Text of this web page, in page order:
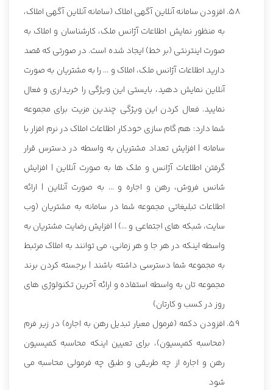
افزودن سامانه آنلاین آگهی املاک (سامانه آنلاین آگهی املاک،
به منظور نمایش اطلاعات آژانس ملک، کارشناسان و املاک به
صورت اینترنتی (بر خط) ایجاد شده است. در صورتی که قصد
دارید اطلاعات آژانس ملک، املاک و ... را به مشتریان به صورت
آنلاین نمایش دهید، بایستی این ویژگی را خریداری و فعال
نمایید. فعال کردن این ویژگی چندین مزیت برای مجموعه
شما دارد: هم گام سازی خودکار اطلاعات املاک در نرم افزار با
سامانه | افزایش تعداد مشتریان به واسطه در دسترس قرار
گرفتن اطلاعات آژانس و ملک ها به صورت آنلاین | افزایش
شانس فروش، رهن و اجاره و ... به صورت آنلاین | ارائه
اطلاعات تبلیغاتی مجموعه شما در سامانه به مشتریان (وب
سایت، شبکه های اجتماعی و ...) | افزایش رضایت مشتریان به
واسطه اینکه در هر جا و هر زمانی، می توانند به املاک مرتبط
به مجموعه شما دسترسی داشته باشند | برجسته کردن برند
مجموعه تان به واسطه استفاده و ارائه آخرین تکنولوژی های
روز در کسب و کارتان)
افزودن دکمه (فرمول معیار تبدیل رهن به اجاره) در زیر فرم
(محاسبه کمیسیون)، برای تعیین اینکه محاسبه کمیسیون
رهن و اجاره از چه طریقی و طبق چه فرمولی محاسبه می
شود